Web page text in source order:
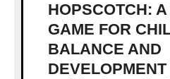
HOPSCOTCH:
GAME FOR
BALANCE AND
DEVELOPMENT